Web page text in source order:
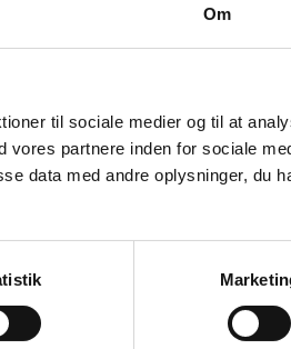
Om
til sociale medier og til at
partnere inden for sociale
data med andre oplysninger, du
ved kun at give
nu, at
massive mængder
i Indre by, ser
likviditeten, og der er